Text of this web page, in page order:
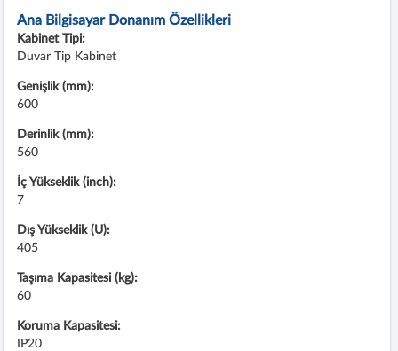
Ana Bilgisayar Donanım Özellikleri
Kabinet Tipi:
Duvar Tip Kabinet
Genişlik (mm):
600
Derinlik (mm):
560
İç Yükseklik (inch):
7
Dış Yükseklik (U):
405
Taşıma Kapasitesi (kg):
60
Koruma Kapasitesi:
IP20